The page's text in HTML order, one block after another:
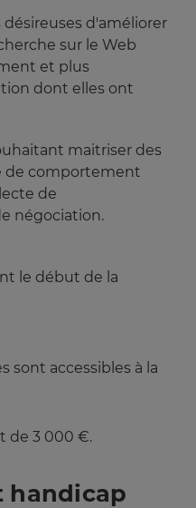
d'améliorer
sur le Web
et plus
dont elles ont
maitriser des
de comportement
de
négociation.
le début de la
sont accessibles à la
de 3 000 €.
handicap